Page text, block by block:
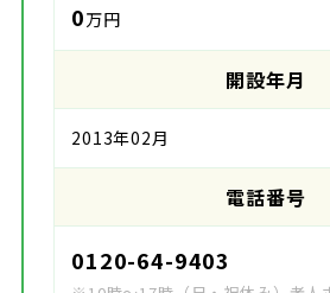
0万円
開設年月
2013年02月
電話番号
0120-64-9403